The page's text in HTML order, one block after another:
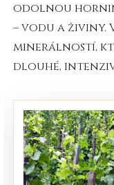
odolnou
– vodu a živiny.
minerálností,
dlouhé,